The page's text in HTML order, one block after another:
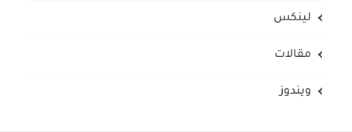
لينكس
مقالات
ويندوز